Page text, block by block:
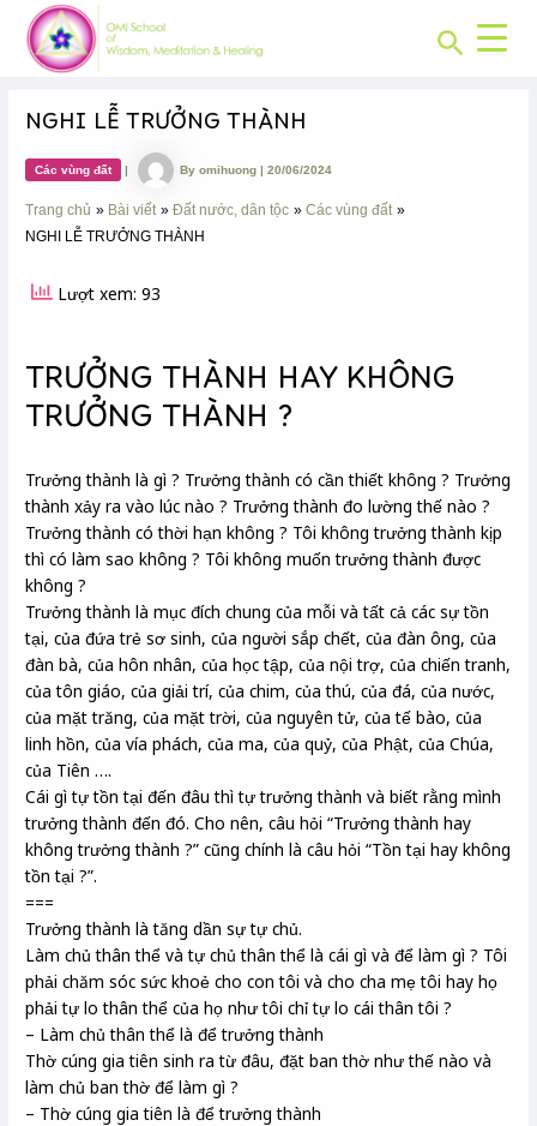
content
Search
NGHI LỄ TRƯỞNG THÀNH
Các vùng đất | Byomihuong|20/06/2024
Trang chủ Bài viết Đất nước, dân tộc
Các vùng đất
NGHI LỄ TRƯỞNG THÀNH
Lượt xem: 93
TRƯỞNG THÀNH HAY KHÔNG
TRƯỞNG THÀNH ?
Trưởng thành là gì ? Trưởng thành có cần thiết không ? Trưởng
thành xảy ra vào lúc nào ? Trưởng thành đo lường thế nào ?
Trưởng thành có thời hạn không ? Tôi không trưởng thành kịp
thì có làm sao không ? Tôi không muốn trưởng thành được
không ?
Trưởng thành là mục đích chung của mỗi và tất cả các sự tồn
tại, của đứa trẻ sơ sinh, của người sắp chết, của đàn ông, của
đàn bà, của hôn nhân, của học tập, của nội trợ, của chiến tranh,
của tôn giáo, của giải trí, của chim, của thú, của đá, của nước,
của mặt trăng, của mặt trời, của nguyên tử, của tế bào, của
linh hồn, của vía phách, của ma, của quỷ, của Phật, của Chúa,
của Tiên ….
Cái gì tự tồn tại đến đâu thì tự trưởng thành và biết rằng mình
trưởng thành đến đó. Cho nên, câu hỏi “Trưởng thành hay
không trưởng thành ?” cũng chính là câu hỏi “Tồn tại hay không
tồn tại ?”.
===
Trưởng thành là tăng dần sự tự chủ.
Làm chủ thân thể và tự chủ thân thể là cái gì và để làm gì ? Tôi
phải chăm sóc sức khoẻ cho con tôi và cho cha mẹ tôi hay họ
phải tự lo thân thể của họ như tôi chỉ tự lo cái thân tôi ?
– Làm chủ thân thể là để trưởng thành
Thờ cúng gia tiên sinh ra từ đâu, đặt ban thờ như thế nào và
làm chủ ban thờ để làm gì ?
– Thờ cúng gia tiên là để trưởng thành
Post
navigation
CHUYÊN
MỤC: